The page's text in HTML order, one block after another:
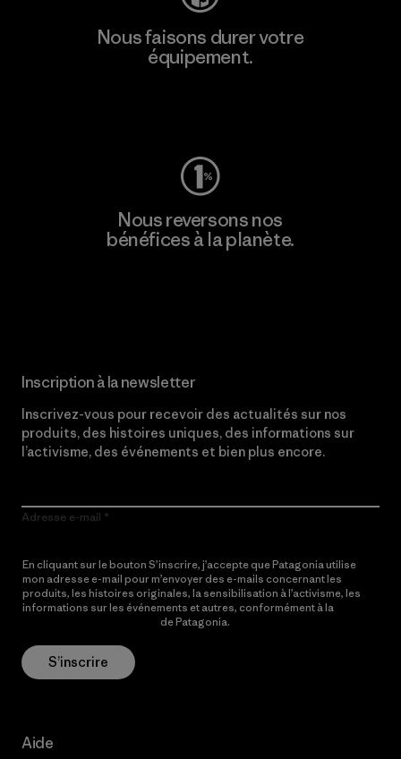
Nous faisons durer votre
équipement.
Nous reversons nos
bénéfices à la planète.
Inscription à la newsletter
Inscrivez-vous pour recevoir des actualités sur nos
produits, des histoires uniques, des informations sur
l’activisme, des événements et bien plus encore.
Adresse e-mail
En cliquant sur le bouton S’inscrire, j’accepte que Patagonia utilise
mon adresse e-mail pour m’envoyer des e-mails concernant les
produits, les histoires originales, la sensibilisation à l’activisme, les
informations sur les événements et autres, conformément à la
de Patagonia.
S’inscrire
Aide